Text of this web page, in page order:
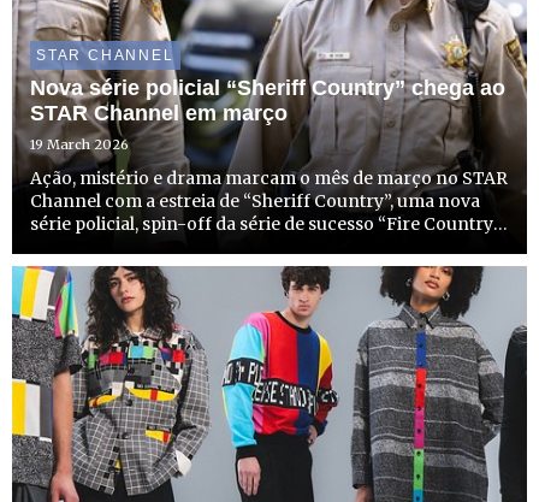
STAR CHANNEL
Nova série policial “Sheriff Country” chega ao
STAR Channel em março
19 March 2026
Ação, mistério e drama marcam o mês de março no STAR
Channel com a estreia de “Sheriff Country”, uma nova
série policial, spin-off da série de sucesso “Fire Country”.
não só começa a emitir esta nova e entusiasmante ...